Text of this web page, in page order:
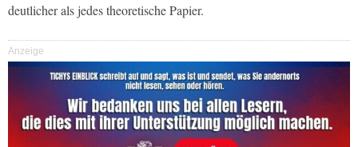
deutlicher als jedes theoretische Papier.
Anzeige